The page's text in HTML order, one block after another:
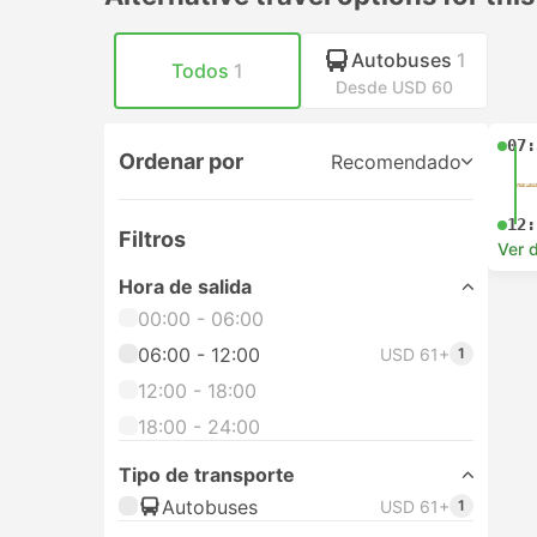
Todos 1 Autobuses 1
Desde USD 60
Ordenar por Recomendado
Filtros
Hora de salida
00:00 - 06:00
06:00 - 12:00
USD 61+ 1
12:00 - 18:00
18:00 - 24:00
Tipo de transporte
Autobuses
USD 61+ 1
Ver